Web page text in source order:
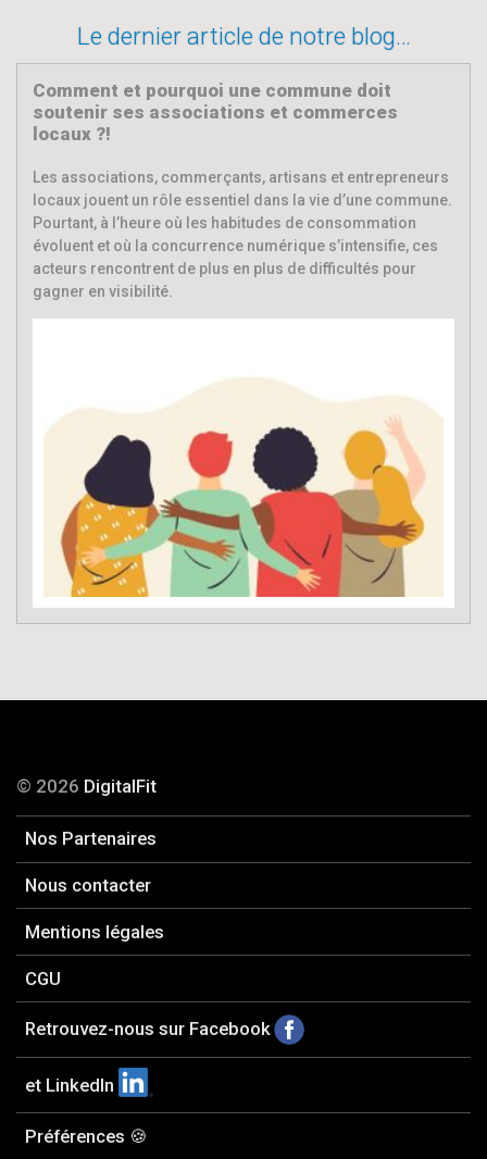
Le dernier article de notre blog…
Comment et pourquoi une commune doit
soutenir ses associations et commerces
locaux ?!
Les associations, commerçants, artisans et entrepreneurs
locaux jouent un rôle essentiel dans la vie d’une commune.
Pourtant, à l’heure où les habitudes de consommation
évoluent et où la concurrence numérique s’intensifie, ces
acteurs rencontrent de plus en plus de difficultés pour
gagner en visibilité.
© 2026 DigitalFit
Nos Partenaires
Nous contacter
Mentions légales
CGU
Retrouvez-nous sur Facebook
et LinkedIn
Préférences 🍪